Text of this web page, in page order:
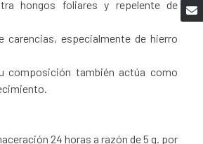
hongos foliares y repelente de
carencias, especialmente de hierro
composición también actúa como
24 horas a razón de 5 g. por